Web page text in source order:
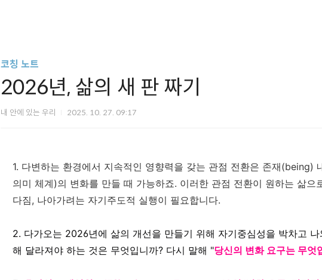
코칭 노트
2026년, 삶의 새 판 짜기
내 안에 있는 우리 2025. 10. 27. 09:17
1. 다변하는 환경에서 지속적인 영향력을 갖는 관점 전환은 존재(being)
의미 체계)의 변화를 만들 때 가능하죠. 이러한 관점 전환이 원하는 삶으
다짐, 나아가려는 자기주도적 실행이 필요합니다.
2. 다가오는 2026년에 삶의 개선을 만들기 위해 자기중심성을 박차고
해 달라져야 하는 것은 무엇입니까? 다시 말해 "당신의 변화 요구는 무엇